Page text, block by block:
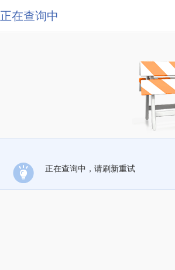
正在查询中
正在查询中，请刷新重试